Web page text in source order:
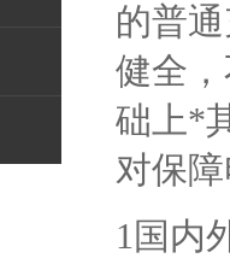
的普
健全
础上*
对保
1国内